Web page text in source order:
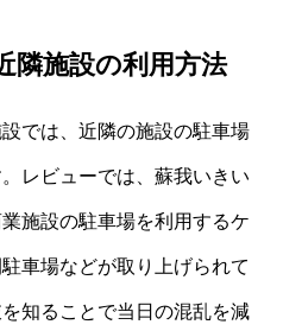
隣施設の利用方法
では、近隣の施設の駐車場
レビューでは、蘇我いきい
施設の駐車場を利用するケ
車場などが取り上げられて
知ることで当日の混乱を減